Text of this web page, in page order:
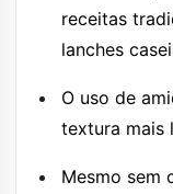
receitas
lanches
O uso de
textura mais
Mesmo sem